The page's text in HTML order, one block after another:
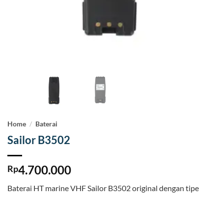
Home / Baterai
Sailor B3502
Rp4.700.000
Baterai HT marine VHF Sailor B3502 original dengan tipe